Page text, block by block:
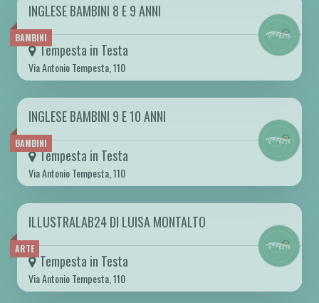
BAMBINI
DA MER 01/10 A MER 27/05 2026
INGLESE BAMBINI 8 E 9 ANNI
Tempesta in Testa
Via Antonio Tempesta, 110
BAMBINI
DA MER 01/10 A MER 27/05 2026
INGLESE BAMBINI 9 E 10 ANNI
Tempesta in Testa
Via Antonio Tempesta, 110
ARTE
DA GIO 10/10 A GIO 05/12 2024
ILLUSTRALAB24 DI LUISA MONTALTO
Tempesta in Testa
Via Antonio Tempesta, 110